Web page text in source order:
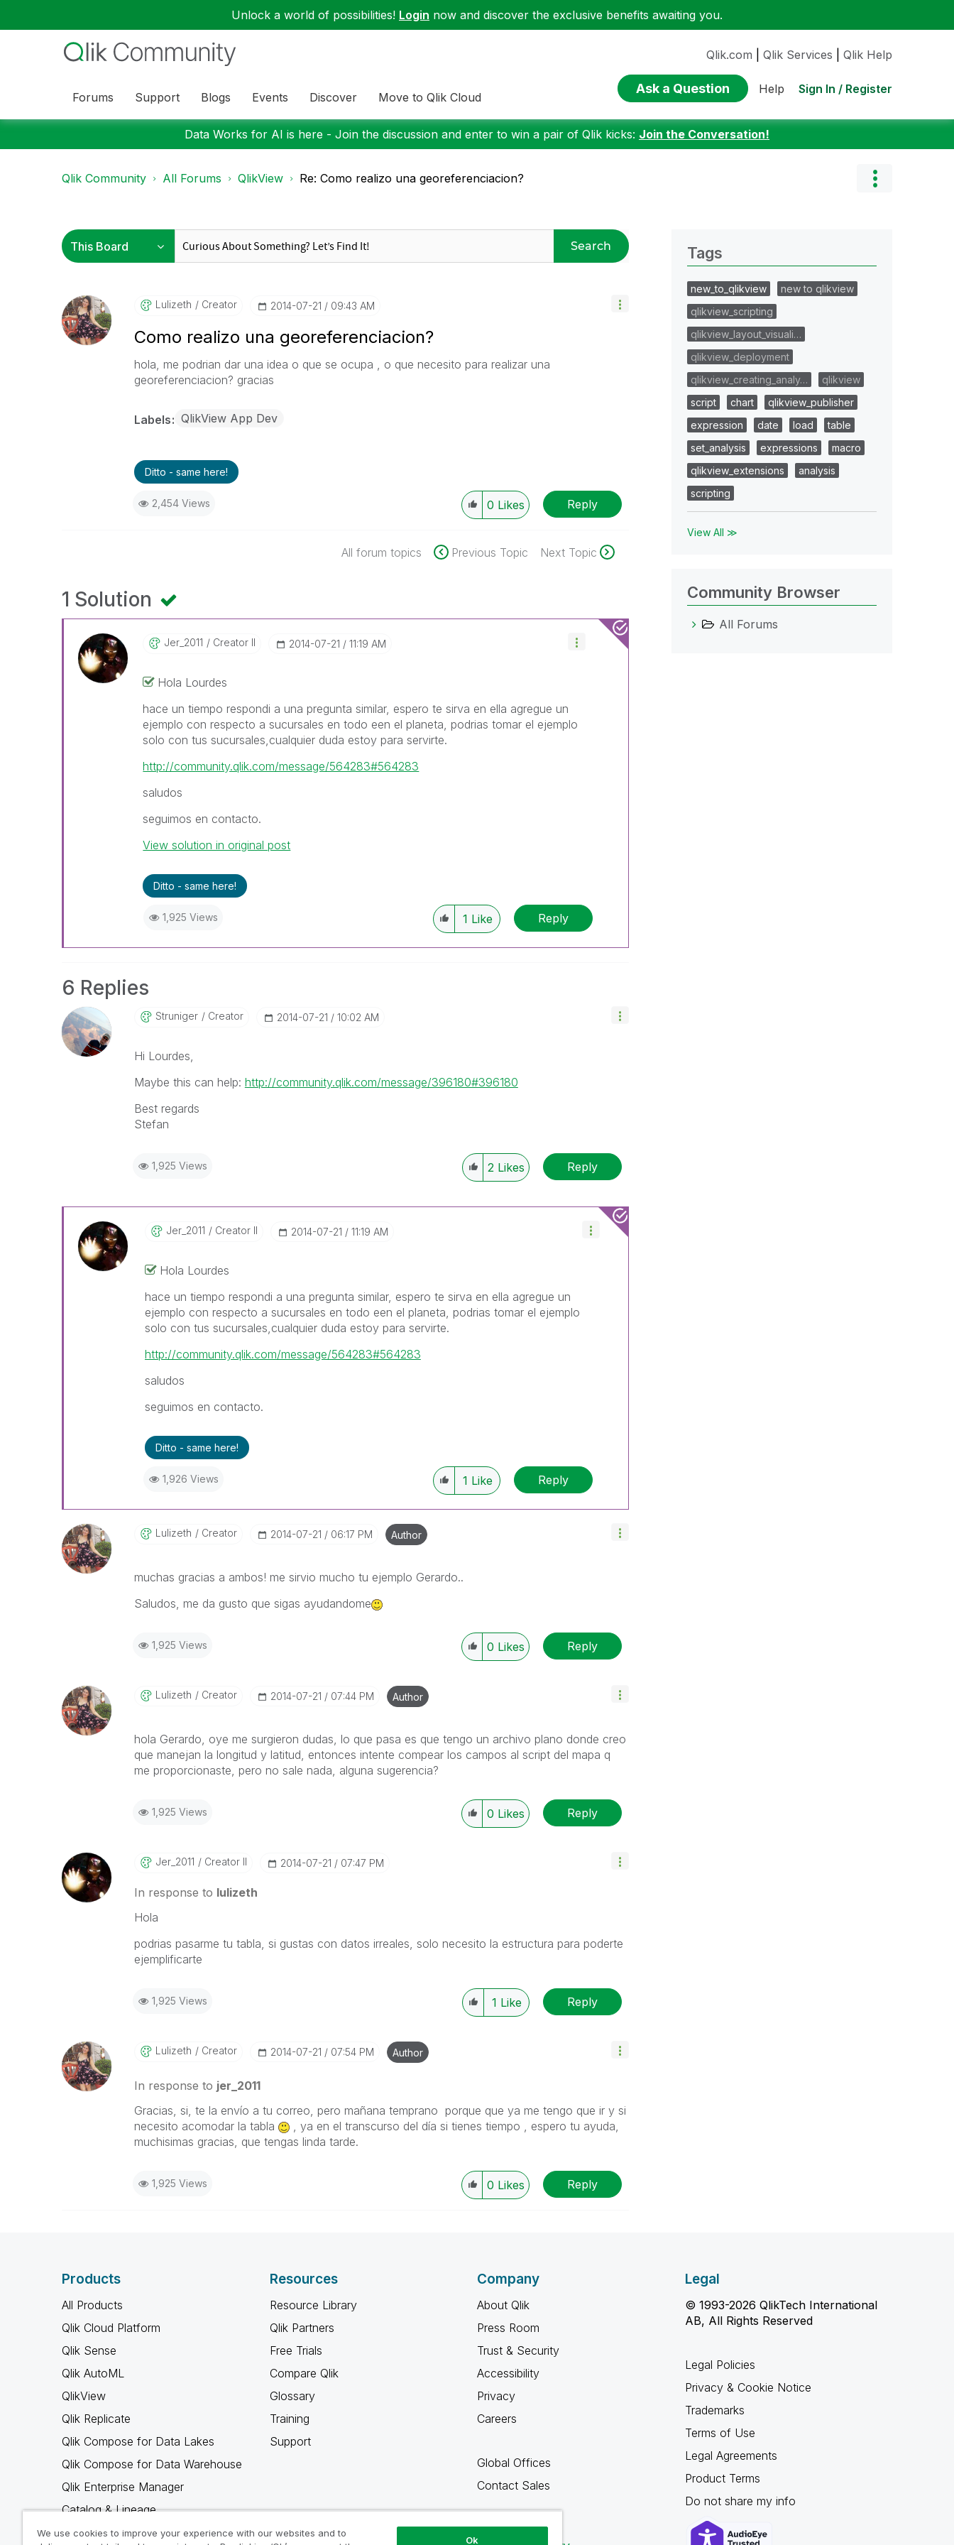
Unlock a world of possibilities! Login now and discover the exclusive benefits awaiting you.
Forums Support Blogs Events Discover Move to Qlik Cloud
Qlik.com Qlik Services Qlik Help
Ask a Question Help Sign In / Register
Data Works for AI is here - Join the discussion and enter to win a pair of Qlik kicks: Join the Conversation!
Qlik Community All Forums QlikView Re: Como realizo una georeferenciacion?
Search
Lulizeth Creator ‎2014-07-21 09:43 AM
Como realizo una georeferenciacion?
hola, me podrian dar una idea o que se ocupa , o que necesito para realizar una
georeferenciacion? gracias
Labels QlikView App Dev
Ditto - same here!
2,454 Views 0 Likes Reply
All forum topics Previous Topic Next Topic
1 Solution
Jer_2011 Creator II ‎2014-07-21 11:19 AM
Hola Lourdes
hace un tiempo respondi a una pregunta similar, espero te sirva en ella agregue un
ejemplo con respecto a sucursales en todo een el planeta, podrias tomar el ejemplo
solo con tus sucursales,cualquier duda estoy para servirte.
http://community.qlik.com/message/564283#564283
saludos
seguimos en contacto.
View solution in original post
Ditto - same here!
1,925 Views 1 Like Reply
6 Replies
Struniger Creator ‎2014-07-21 10:02 AM
Hi Lourdes,
Maybe this can help: http://community.qlik.com/message/396180#396180
Best regards
Stefan
1,925 Views 2 Likes Reply
Jer_2011 Creator II ‎2014-07-21 11:19 AM
Hola Lourdes
hace un tiempo respondi a una pregunta similar, espero te sirva en ella agregue un
ejemplo con respecto a sucursales en todo een el planeta, podrias tomar el ejemplo
solo con tus sucursales,cualquier duda estoy para servirte.
http://community.qlik.com/message/564283#564283
saludos
seguimos en contacto.
Ditto - same here!
1,926 Views 1 Like Reply
Lulizeth Creator ‎2014-07-21 06:17 PM Author
muchas gracias a ambos! me sirvio mucho tu ejemplo Gerardo..
Saludos, me da gusto que sigas ayudandome
1,925 Views 0 Likes Reply
Lulizeth Creator ‎2014-07-21 07:44 PM Author
hola Gerardo, oye me surgieron dudas, lo que pasa es que tengo un archivo plano donde creo
que manejan la longitud y latitud, entonces intente compear los campos al script del mapa q
me proporcionaste, pero no sale nada, alguna sugerencia?
1,925 Views 0 Likes Reply
Jer_2011 Creator II ‎2014-07-21 07:47 PM
In response to lulizeth
Hola
podrias pasarme tu tabla, si gustas con datos irreales, solo necesito la estructura para poderte
ejemplificarte
1,925 Views 1 Like Reply
Lulizeth Creator ‎2014-07-21 07:54 PM Author
In response to jer_2011
Gracias, si, te la envío a tu correo, pero mañana temprano porque que ya me tengo que ir y si
necesito acomodar la tabla
, ya en el transcurso del día si tienes tiempo , espero tu ayuda,
muchisimas gracias, que tengas linda tarde.
1,925 Views 0 Likes Reply
Tags
new_to_qlikview
new to qlikview
qlikview_scripting
qlikview_layout_visuali…
qlikview_deployment
qlikview_creating_analy…
qlikview
script
chart
qlikview_publisher
expression
date load
table
set_analysis
expressions
macro
qlikview_extensions
analysis
scripting
View All ≫
Community Browser
All Forums
Products
All Products
Qlik Cloud Platform
Qlik Sense
Qlik AutoML
QlikView
Qlik Replicate
Qlik Compose for Data Lakes
Qlik Compose for Data Warehouse
Qlik Enterprise Manager
Catalog & Lineage
Qlik Gold Client
Resources
Resource Library
Qlik Partners
Free Trials
Compare Qlik
Glossary
Training
Support
Company
About Qlik
Press Room
Trust & Security
Accessibility
Privacy
Careers
Global Offices
Contact Sales
Legal
© 1993-2026 QlikTech International
AB, All Rights Reserved
Legal Policies
Privacy & Cookie Notice
Trademarks
Terms of Use
Legal Agreements
Product Terms
Do not share my info
We use cookies to improve your experience with our websites and to
Ok